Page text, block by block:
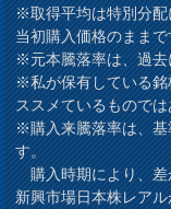
※取得平均は特別分配
当初購入価格のまま
※元本騰落率は、過去
※私が保有している銘
ススメているもので
※購入来騰落率は、基
す。
購入時期により、差
新興市場日本株レア